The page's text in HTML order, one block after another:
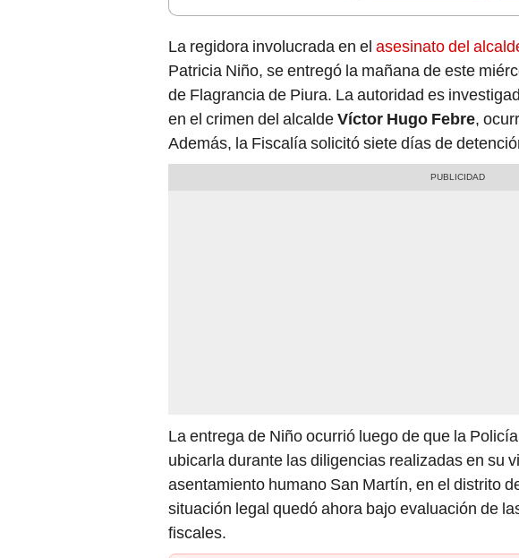
La regidora involucrada en el asesinato del
Patricia Niño, se entregó la mañana de este
de Flagrancia de Piura. La autoridad es
en el crimen del alcaldeVíctor Hugo Febre,
Además, la Fiscalía solicitó siete días de
La entrega de Niño ocurrió luego de que la
ubicarla durante las diligencias realizadas en su
asentamiento humano San Martín, en el distrito
situación legal quedó ahora bajo evaluación de
fiscales.